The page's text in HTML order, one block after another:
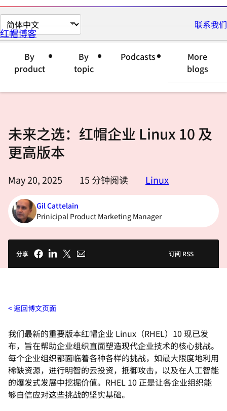
切
换
言
联系我们
红帽博客
By
product
By
topic
Podcasts
More
blogs
未来之选：红帽企业 Linux 10 及
更高版本
May 20, 2025 15 分钟阅读 Linux
Gil Cattelain
Prinicipal Product Marketing Manager
分享 订阅 RSS
返回博文页面
我们最新的重要版本红帽企业 Linux（RHEL）10 现已发
布，旨在帮助企业组织直面塑造现代企业技术的核心挑战。
每个企业组织都面临着各种各样的挑战，如最大限度地利用
稀缺资源，进行明智的云投资，抵御攻击，以及在人工智能
的爆发式发展中挖掘价值。RHEL 10 正是让各企业组织能
够自信应对这些挑战的坚实基础。